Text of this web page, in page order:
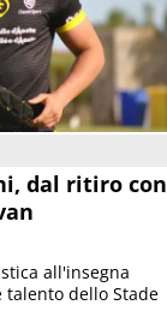
dal ritiro con
all'insegna
dello Stade